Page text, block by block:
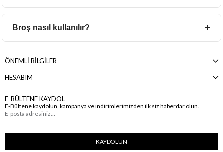
Kaliteli çelik takılar suya ve dış etkenlere karşı oldukça
dayanıklıdır. Doğru kullanım ve bakım ile uzun süre
Broş nasıl kullanılır?
farklı aksesuarlar üzerinde kullanılabilir. Kombinlere şık ve
ÖNEMLİ BİLGİLER
HESABIM
E-BÜLTENE KAYDOL
E-Bültene kaydolun, kampanya ve indirimlerimizden ilk siz haberdar olun.
KAYDOLUN